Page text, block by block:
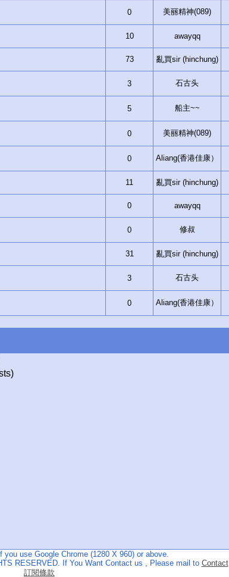
0 美丽精神(089)
10 awayqq
73 亂買sir (hinchung)
3 石古头
5 船主~~
0 美丽精神(089)
0 Aliang(香港佳康）
11 亂買sir (hinchung)
0 awayqq
0 修叔
31 亂買sir (hinchung)
3 石古头
0 Aliang(香港佳康）
use Google Chrome (1280 X 960) or above.
RESERVED. If You Want Contact us , Please mail to Contact
訂閱條款